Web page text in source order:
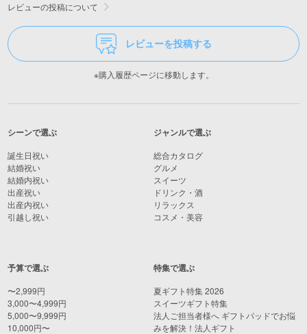
レビューの投稿について
レビューを投稿する
※購入履歴ページに移動します。
シーンで選ぶ
誕生日祝い
結婚祝い
結婚内祝い
出産祝い
出産内祝い
引越し祝い
予算で選ぶ
〜2,999円
3,000〜4,999円
5,000〜9,999円
10,000円〜
ジャンルで選ぶ
総合カタログ
グルメ
スイーツ
ドリンク・酒
リラックス
コスメ・美容
特集で選ぶ
夏ギフト特集 2026
スイーツギフト特集
法人ご担当者様へ ギフトパッドでお悩
みを解決！法人ギフト